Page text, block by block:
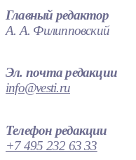
Главный редактор
А. А. Филипповский
Эл. почта редакции
info@vesti.ru
Телефон редакции
+7 495 232 63 33